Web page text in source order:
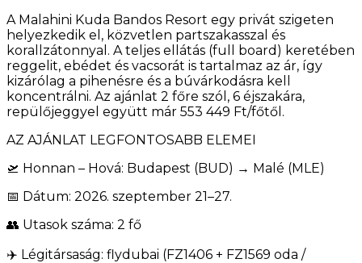
A Malahini Kuda Bandos Resort egy privát szigeten
helyezkedik el, közvetlen partszakasszal és
korallzátonnyal. A teljes ellátás (full board) keretében
reggelit, ebédet és vacsorát is tartalmaz az ár, így
kizárólag a pihenésre és a búvárkodásra kell
koncentrálni. Az ajánlat 2 főre szól, 6 éjszakára,
repülőjeggyel együtt már 553 449 Ft/főtől.
AZ AJÁNLAT LEGFONTOSABB ELEMEI
🛫 Honnan – Hová: Budapest (BUD) → Malé (MLE)
📅 Dátum: 2026. szeptember 21–27.
👥 Utasok száma: 2 fő
✈️ Légitársaság: flydubai (FZ1406 + FZ1569 oda /